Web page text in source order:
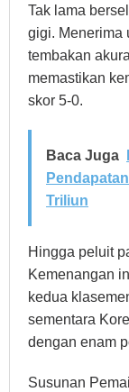
Tak lama
gigi. Menerima
tembakan
memastikan
skor 5-0.
Baca Juga
Triliun
Hingga peluit
Kemenangan
kedua
sementara
dengan enam
Susunan